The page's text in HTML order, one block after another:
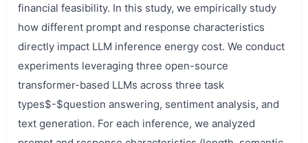
financial feasibility. In this study, we empirically study
how different prompt and response characteristics
directly impact LLM inference energy cost. We conduct
experiments leveraging three open-source
transformer-based LLMs across three task
types$-$question answering, sentiment analysis, and
text generation. For each inference, we analyzed